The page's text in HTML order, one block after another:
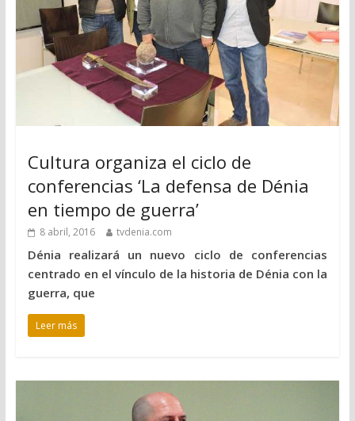
Cultura organiza el ciclo de
conferencias ‘La defensa de Dénia
en tiempo de guerra’
8 abril, 2016 tvdenia.com
Dénia realizará un nuevo ciclo de conferencias
centrado en el vínculo de la historia de Dénia con la
guerra, que
Leer más